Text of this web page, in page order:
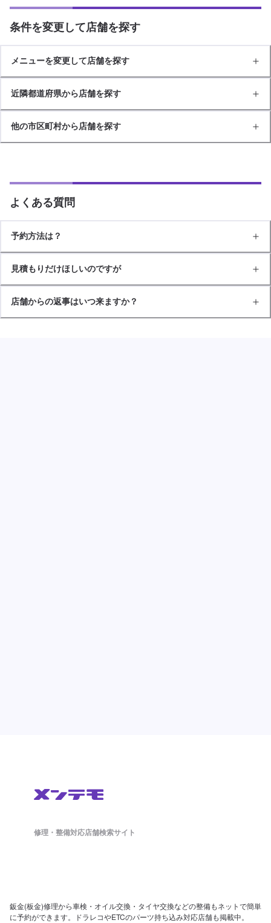
条件を変更して店舗を探す
メニューを変更して店舗を探す
近隣都道府県から店舗を探す
他の市区町村から店舗を探す
よくある質問
予約方法は？
見積もりだけほしいのですが
店舗からの返事はいつ来ますか？
修理・整備対応店舗検索サイト
鈑金(板金)修理から車検・オイル交換・タイヤ交換などの整備もネットで簡単
に予約ができます。ドラレコやETCのパーツ持ち込み対応店舗も掲載中。